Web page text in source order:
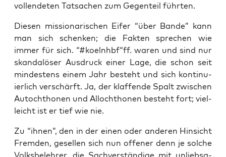
voll­ende­ten Tat­sa­chen zum Gegen­teil führten.
Die­sen mis­sio­na­ri­schen Eifer “über Ban­de” kann
man sich schen­ken; die Fak­ten spre­chen wie
immer für sich. “#koelnhbf“ff. waren und sind nur
skan­da­lö­ser Aus­druck einer Lage, die schon seit
min­des­tens einem Jahr besteht und sich kon­ti­nu­
ier­lich ver­schärft. Ja, der klaf­fen­de Spalt zwi­schen
Auto­chtho­nen und Allo­chtho­nen besteht fort; viel­
leicht ist er tief wie nie.
Zu “ihnen”, den in der einen oder ande­ren Hin­sicht
Frem­den, gesel­len sich nun offe­ner denn je sol­che
Volks­be­leh­rer, die Sach­ver­stän­di­ge mit unlieb­sa­